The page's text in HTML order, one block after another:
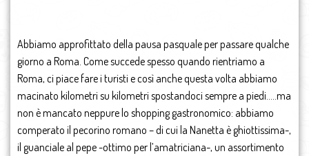
Abbiamo approfittato della pausa pasquale per passare qualche
giorno a Roma. Come succede spesso quando rientriamo a
Roma, ci piace fare i turisti e così anche questa volta abbiamo
macinato kilometri su kilometri spostandoci sempre a piedi…..ma
non è mancato neppure lo shopping gastronomico: abbiamo
comperato il pecorino romano – di cui la Nanetta è ghiottissima-,
il guanciale al pepe -ottimo per l’amatriciana-, un assortimento